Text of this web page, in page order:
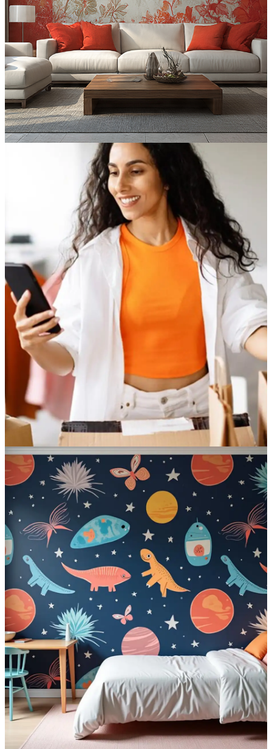
Transforme ambientes com
adesivos e papel de parede
personalizados
Crie um estilo único para sua empresa, sala, quarto
infantil, cozinha ou banheiro com papel de parede e
adesivos personalizados
Fale conosco
Acesse nossa loja online e
compre seu papel de parede
e adesivo
Modelos incríveis em papel de parede infantil, para sala,
cozinha, banheiro, 3d, lousa decorativa adesivos e muitos
outros.
Em breve